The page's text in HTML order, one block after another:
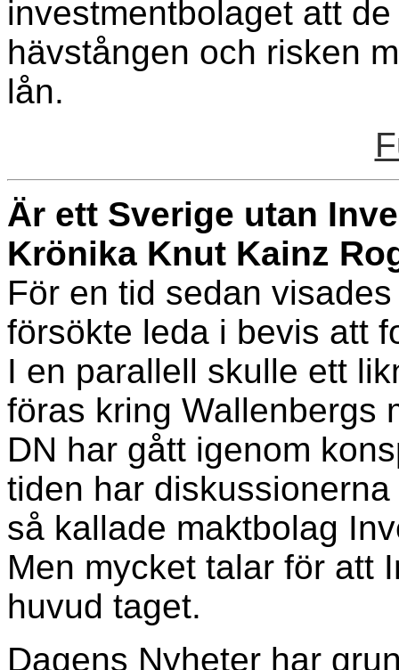
investmentbolaget att
hävstången och risken
lån.
Är ett Sverige utan
Krönika Knut Kainz
För en tid sedan
försökte leda i bevis att
I en parallell skulle ett
föras kring Wallenbergs
DN har gått igenom
tiden har
så kallade maktbolag
Men mycket talar för att
huvud taget.
Dagens Nyheter har